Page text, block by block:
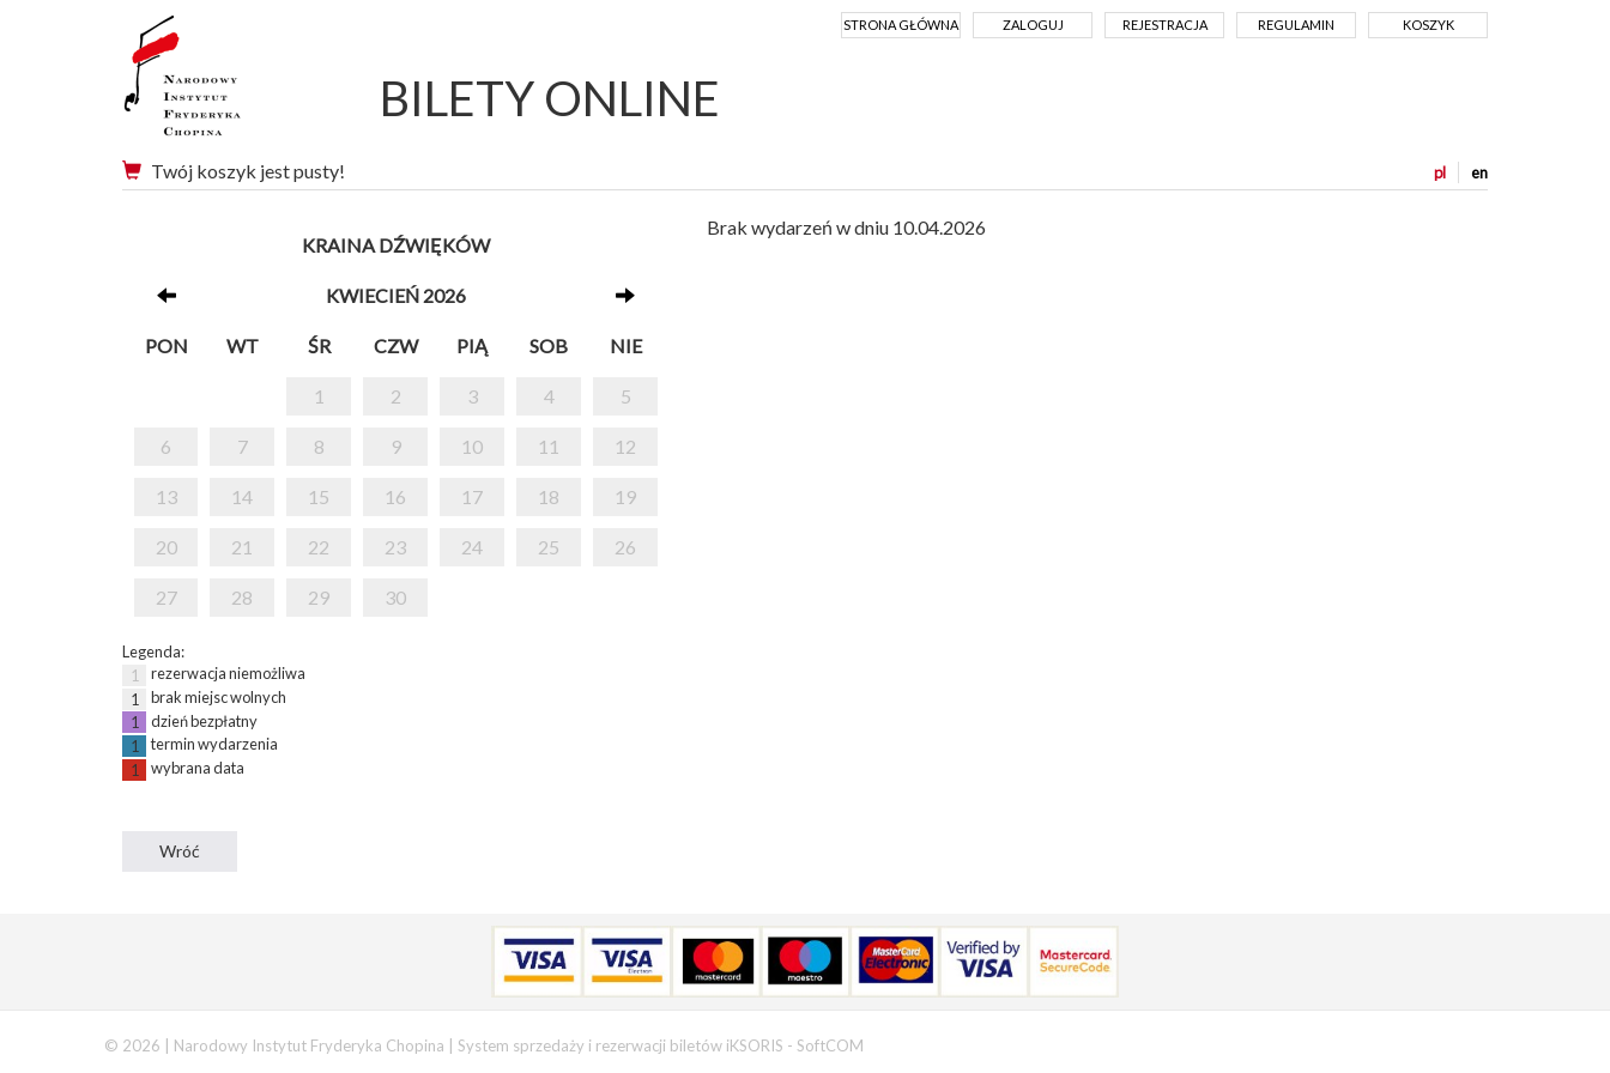
STRONA GŁÓWNA ZALOGUJ REJESTRACJA REGULAMIN KOSZYK
BILETY ONLINE
pl en
Twój koszyk jest pusty!
KRAINA DŹWIĘKÓW
KWIECIEŃ 2026
PON WT ŚR CZW PIĄ SOB NIE
1 2 3 4 5
6 7 8 9 10 11 12
13 14 15 16 17 18 19
20 21 22 23 24 25 26
27 28 29 30
Legenda:
1
rezerwacja niemożliwa
1
brak miejsc wolnych
1
dzień bezpłatny
1
termin wydarzenia
1
wybrana data
Brak wydarzeń w dniu 10.04.2026
© 2026 | Narodowy Instytut Fryderyka Chopina | System sprzedaży i rezerwacji biletów iKSORIS - SoftCOM